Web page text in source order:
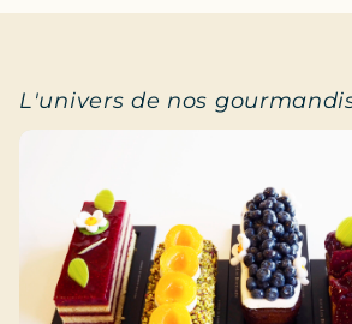
L'univers de nos